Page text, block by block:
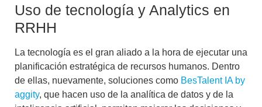
Uso de tecnología y Analytics en
RRHH
La tecnología es el gran aliado a la hora de ejecutar una
planificación estratégica de recursos humanos. Dentro
de ellas, nuevamente, soluciones como BesTalent IA by
aggity, que hacen uso de la analítica de datos y de la